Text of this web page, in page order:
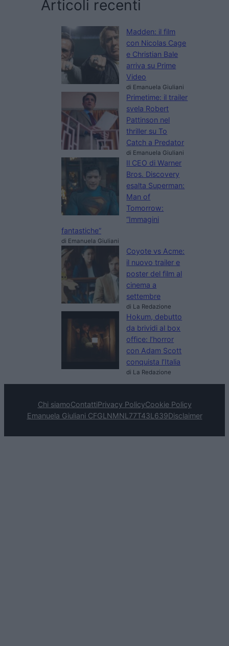
Articoli recenti
Madden: il film
con Nicolas Cage
e Christian Bale
arriva su Prime
Video
di Emanuela Giuliani
Primetime: il trailer
svela Robert
Pattinson nel
thriller su To
Catch a Predator
di Emanuela Giuliani
Il CEO di Warner
Bros. Discovery
esalta Superman:
Man of
Tomorrow:
“Immagini
fantastiche”
di Emanuela Giuliani
Coyote vs Acme:
il nuovo trailer e
poster del film al
cinema a
settembre
di La Redazione
Hokum, debutto
da brividi al box
office: l’horror
con Adam Scott
conquista l’Italia
di La Redazione
Chi siamoContattiPrivacy PolicyCookie Policy
Emanuela Giuliani CFGLNMNL77T43L639Disclaimer